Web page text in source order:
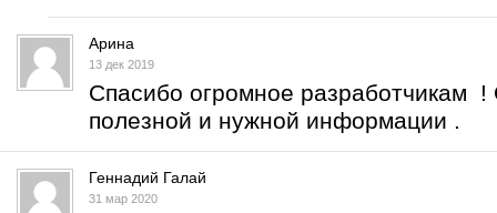
Арина
13 дек 2019
Спасибо огромное разработчикам
полезной и нужной информации .
Геннадий Галай
31 мар 2020